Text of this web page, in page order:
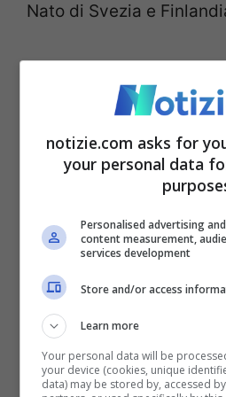
Nato di Svezia e
presiede il Consiglio di
quanto riguarda
Ucraina e delle
Ore 13:01– La Gran
sesto pacchetto di
Russia. Nella lista c’è
moglie di Putin.
notizie.com asks for
your personal data
Personalised advertising
content measurement,
services development
Store and/or access
Learn more
Your personal data will be
your device (cookies, unique
data) may be stored by, accessed